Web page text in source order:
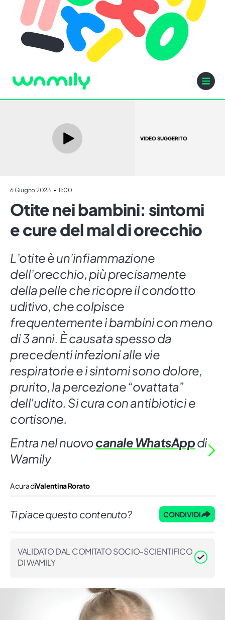
VIDEO SUGGERITO
6 Giugno 2023 11:00
Otite nei bambini: sintomi
e cure del mal di orecchio
L’otite è un’infiammazione
dell’orecchio, più precisamente
della pelle che ricopre il condotto
uditivo, che colpisce
frequentemente i bambini con meno
di 3 anni. È causata spesso da
precedenti infezioni alle vie
respiratorie e i sintomi sono dolore,
prurito, la percezione “ovattata”
dell'udito. Si cura con antibiotici e
cortisone.
Entra nel nuovocanale WhatsAppdi
Wamily
A cura diValentina Rorato
Ti piace questo contenuto? CONDIVIDI
VALIDATO DAL COMITATO SOCIO-SCIENTIFICO
DI WAMILY